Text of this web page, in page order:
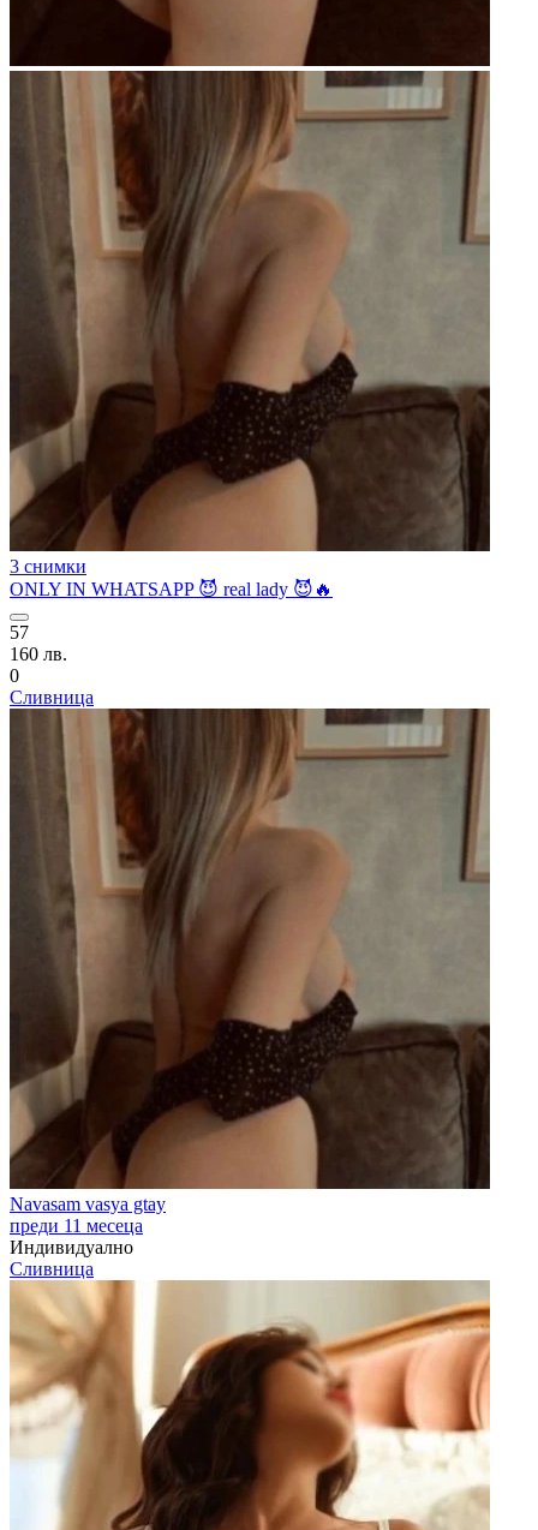
3 снимки
ONLY IN WHATSAPP 😈 real lady 😈🔥
57
160 лв.
0
Сливница
Navasam vasya gtay
преди 11 месеца
Индивидуално
Сливница